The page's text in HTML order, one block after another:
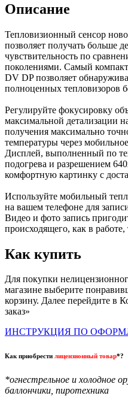
Описание
Тепловизионный сенсор
позволяет получать больше
чувствительность по
поколениями. Самый
DV DP позволяет
полноценных тепловизоров
Регулируйте фокусировку
максимальной детализации
получения максимально
температуры через
Дисплей, выполненный по
подогрева и разрешением
комфортную картинку с
Используйте мобильный
на вашем телефоне для
Видео и фото запись
происходящего, как в работе,
Как купить
Для покупки
магазине выберите
корзину. Далее перейдите в
заказ»
ИНСТРУКЦИЯ ПО
Как приобрести лицензионный товар*?
*огнестрельное и холодное
баллончики, пиротехника